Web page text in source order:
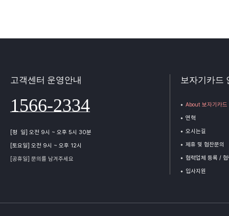
고객센터 운영안내
1566-2334
[평 일] 오전 9시 ~ 오후 5시 30분
[토요일] 오전 9시 ~ 오후 12시
[공휴일] 문의를 남겨주세요
보자기카드
About 보자기카드
연혁
오시는길
제휴 및 협찬문의
협력업체 등록 /
입사지원